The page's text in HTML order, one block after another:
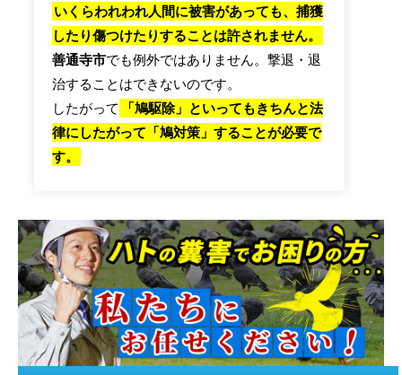
いくらわれわれ人間に被害があっても、捕獲
したり傷つけたりすることは許されません。
善通寺市でも例外ではありません。撃退・退
治することはできないのです。
したがって
「鳩駆除」といってもきちんと法
律にしたがって「鳩対策」することが必要で
す。